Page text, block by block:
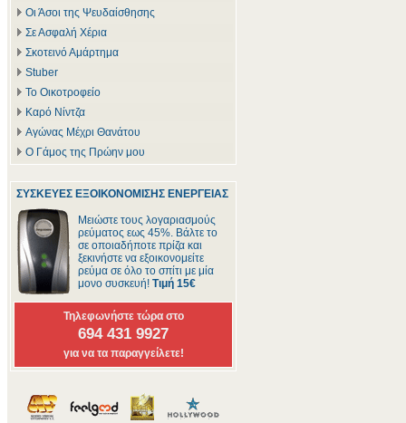
Οι Άσοι της Ψευδαίσθησης
Σε Ασφαλή Χέρια
Σκοτεινό Αμάρτημα
Stuber
Το Οικοτροφείο
Καρό Νίντζα
Αγώνας Μέχρι Θανάτου
Ο Γάμος της Πρώην μου
ΣΥΣΚΕΥΕΣ ΕΞΟΙΚΟΝΟΜΙΣΗΣ ΕΝΕΡΓΕΙΑΣ
Μειώστε τους λογαριασμούς
ρεύματος εως 45%. Βάλτε το
σε οποιαδήποτε πρίζα και
ξεκινήστε να εξοικονομείτε
ρεύμα σε όλο το σπίτι με μία
μονο συσκευή! Τιμή 15€
Τηλεφωνήστε τώρα στο
694 431 9927
για να τα παραγγείλετε!